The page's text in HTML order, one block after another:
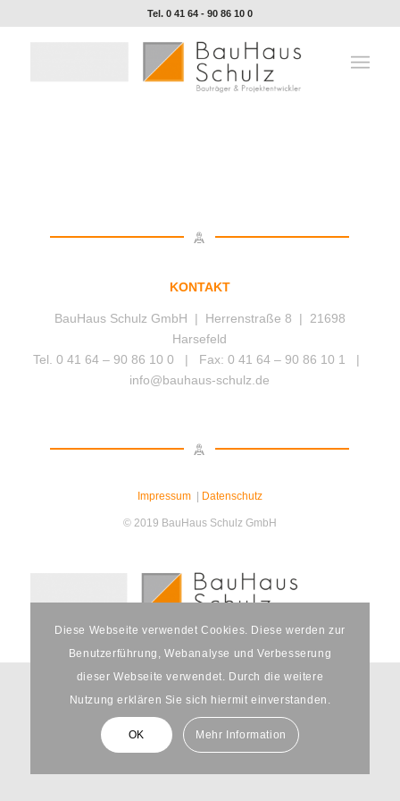
Tel. 0 41 64 - 90 86 10 0
KONTAKT
BauHaus Schulz GmbH | Herrenstraße 8 | 21698
Harsefeld
Tel. 0 41 64 – 90 86 10 0 | Fax: 0 41 64 – 90 86 10 1 |
info@bauhaus-schulz.de
Impressum| Datenschutz
© 2019 BauHaus Schulz GmbH
Diese Webseite verwendet Cookies. Diese werden zur
Benutzerführung, Webanalyse und Verbesserung
dieser Webseite verwendet. Durch die weitere
Nutzung erklären Sie sich hiermit einverstanden.
OK Mehr Information